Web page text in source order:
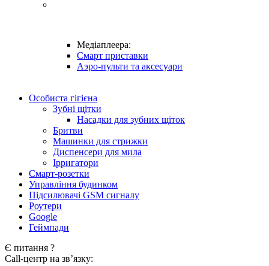
Медіаплеера:
Смарт приставки
Аэро-пульти та аксесуари
Особиста гігієна
Зубні щітки
Насадки для зубних щіток
Бритви
Машинки для стрижки
Диспенсери для мила
Ірригатори
Смарт-розетки
Управління будинком
Підсилювачі GSM сигналу
Роутери
Google
Геймпади
Є питання ?
Call-центр на зв’язку: